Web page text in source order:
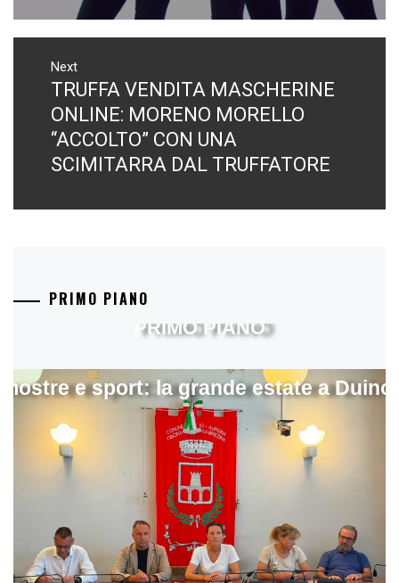
Next
Next
post:
TRUFFA VENDITA MASCHERINE
ONLINE: MORENO MORELLO
“ACCOLTO” CON UNA
SCIMITARRA DAL TRUFFATORE
PRIMO PIANO
e sport: la grande estate a
PRIMO PIANO